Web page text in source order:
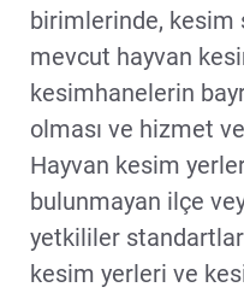
birimlerinde, kesim
mevcut hayvan
kesimhanelerin
olması ve hizmet
Hayvan kesim
bulunmayan ilçe
yetkililer
kesim yerleri ve